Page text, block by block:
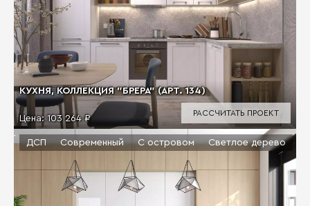
КУХНЯ, КОЛЛЕКЦИЯ "БРЕРА" (АРТ. 134)
Цена:103 264 ₽
РАССЧИТАТЬ ПРОЕКТ
ДСП Современный С островом Светлое дерево